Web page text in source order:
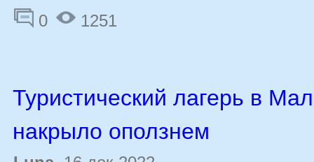
0
1251
Туристический лагерь в
накрыло оползнем